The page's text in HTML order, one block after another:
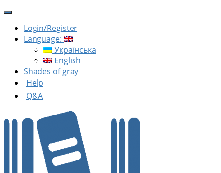
Login/Register
Language:
Українська
English
Shades of gray
Help
Q&A